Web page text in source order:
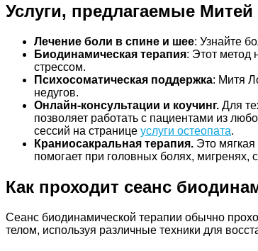
Услуги, предлагаемые
Лечение боли в спине и шее: Узнайте
Биодинамическая терапия: Этот метод
стрессом.
Психосоматическая поддержка: Митя
недугов.
Онлайн-консультации и коучинг. Для
позволяет работать с пациентами из
сессий на странице услуги остеопата.
Краниосакральная терапия. Это
помогает при головных болях, мигренях,
Как проходит сеанс
Сеанс биодинамической терапии обычно
телом, используя различные техники для